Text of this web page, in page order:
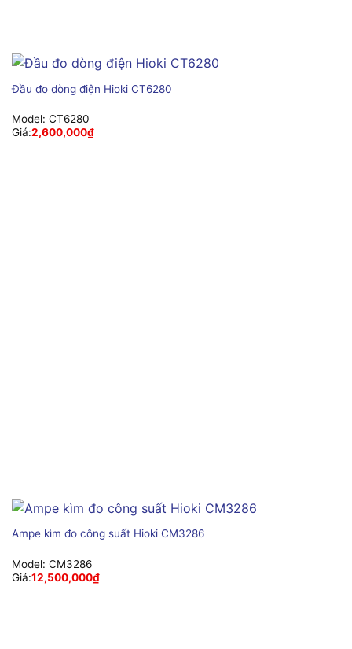
Đầu đo dòng điện Hioki CT6280
Model: CT6280
Giá:2,600,000₫
Ampe kìm đo công suất Hioki CM3286
Model: CM3286
Giá:12,500,000₫